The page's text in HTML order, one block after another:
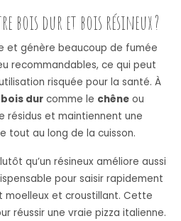
bois dur et bois résineux ?
et génère beaucoup de fumée
recommandables, ce qui peut
risquée pour la santé. À
dur comme le chêne ou
résidus et maintiennent une
tout au long de la cuisson.
qu’un résineux améliore aussi
pour saisir rapidement
et croustillant. Cette
réussir une vraie pizza italienne.